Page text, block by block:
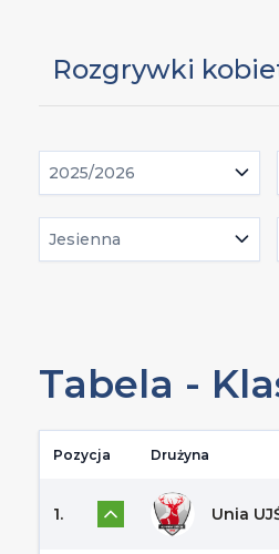
Rozgrywki
2025/2026
Jesienna
Tabela -
Pozycja Drużyna
1. Unia